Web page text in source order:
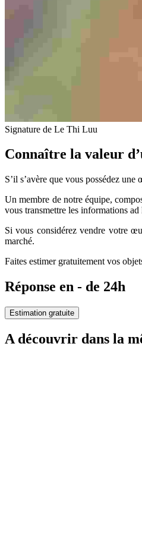
Signature de Le Thi Luu
Connaître la valeur
S’il s’avère que vous possédez
Un membre de notre équipe,
vous transmettre les informations
Si vous considérez vendre votre
marché.
Faites estimer gratuitement vos
Réponse en - de 24h
Estimation gratuite
A découvrir dans la